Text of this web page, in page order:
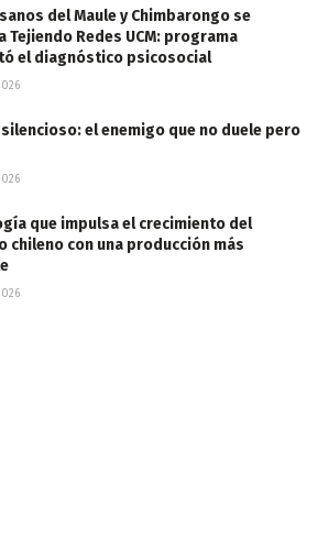
del Maule y Chimbarongo se
Tejiendo Redes UCM: programa
el diagnóstico psicosocial
el enemigo que no duele pero
que impulsa el crecimiento del
chileno con una producción más